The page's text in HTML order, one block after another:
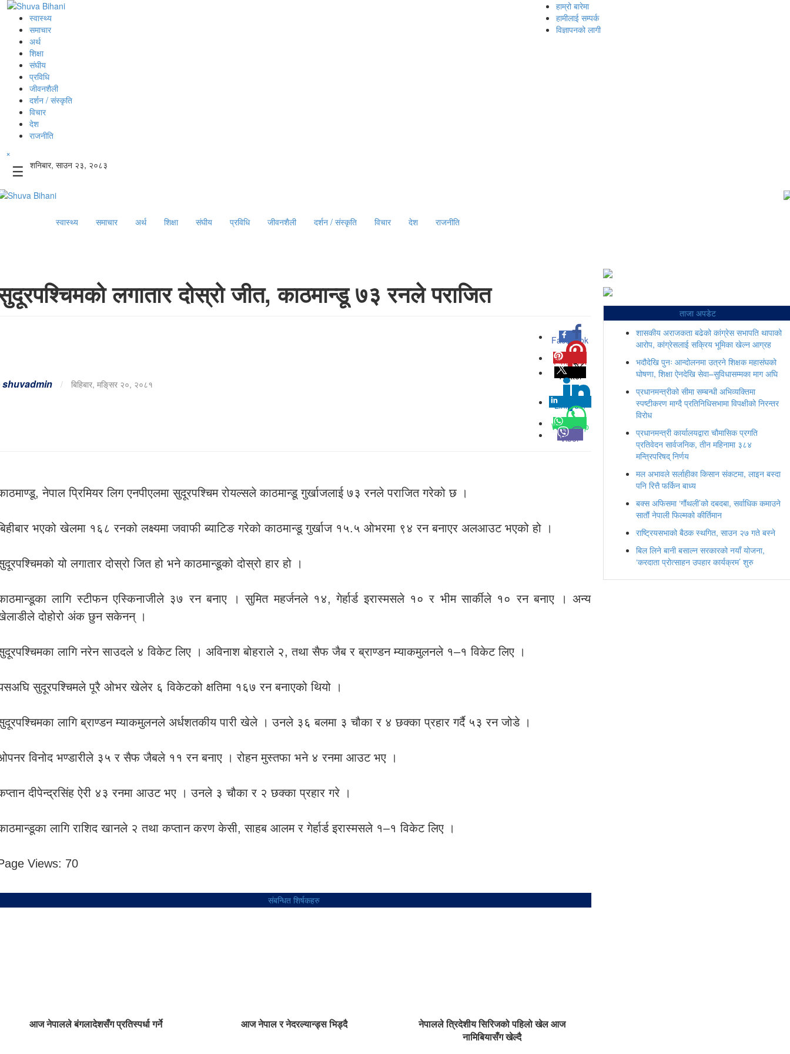
स्वास्थ्य
समाचार
अर्थ
शिक्षा
संघीय
प्रविधि
जीवनशैली
दर्शन / संस्कृति
विचार
देश
राजनीति
×
☰ शनिबार, साउन २३, २०८३
हाम्रो बारेमा
हामीलाई सम्पर्क
विज्ञापनको लागी
स्वास्थ्य समाचार अर्थ शिक्षा संघीय प्रविधि जीवनशैली दर्शन / संस्कृति विचार देश राजनीति
लगातार दोस्रो जीत, काठमान्डू ७३ रनले पराजित
shuvadmin / बिहिबार, मङि्सर २०, २०८१
Facebook
0
Pinterest
0
Twitter
Linkedin
0
Whatsapp
Viber
नेपाल प्रिमियर लिग एनपीएलमा सुदूरपश्चिम रोयल्सले काठमान्डू गुर्खाजलाई ७३ रनले पराजित गरेको छ ।
भएको खेलमा १६८ रनको लक्ष्यमा जवाफी ब्याटिङ गरेको काठमान्डू गुर्खाज १५.५ ओभरमा ९४ रन बनाएर अलआउट भएको हो ।
यो लगातार दोस्रो जित हो भने काठमान्डूको दोस्रो हार हो ।
लागि स्टीफन एस्किनाजीले ३७ रन बनाए । सुमित महर्जनले १४, गेर्हार्ड इरास्मसले १० र भीम सार्कीले १० रन बनाए । अन्य
दोहोरो अंक छुन सकेनन् ।
लागि नरेन साउदले ४ विकेट लिए । अविनाश बोहराले २, तथा सैफ जैब र ब्राण्डन म्याकमुलनले १–१ विकेट लिए ।
सुदूरपश्चिमले पूरै ओभर खेलेर ६ विकेटको क्षतिमा १६७ रन बनाएको थियो ।
लागि ब्राण्डन म्याकमुलनले अर्धशतकीय पारी खेले । उनले ३६ बलमा ३ चौका र ४ छक्का प्रहार गर्दै ५३ रन जोडे ।
विनोद भण्डारीले ३५ र सैफ जैबले ११ रन बनाए । रोहन मुस्तफा भने ४ रनमा आउट भए ।
दीपेन्द्रसिंह ऐरी ४३ रनमा आउट भए । उनले ३ चौका र २ छक्का प्रहार गरे ।
लागि राशिद खानले २ तथा कप्तान करण केसी, साहब आलम र गेर्हार्ड इरास्मसले १–१ विकेट लिए ।
Views: 70
संबन्धित शिर्षकहरु
आज नेपालले बंगलादेशसँग प्रतिस्पर्धा गर्ने आज नेपाल र नेदरल्यान्ड्स भिड्दै
नेपालले त्रिदेशीय सिरिजको पहिलो खेल आज
नामिबियासँग खेल्दै
ताजा अपडेट
शासकीय अराजकता बढेको कांग्रेस सभापति थापाको
आरोप, कांग्रेसलाई सक्रिय भूमिका खेल्न आग्रह
भदौदेखि पुनः आन्दोलनमा उत्रने शिक्षक महासंघको
घोषणा, शिक्षा ऐनदेखि सेवा–सुविधासम्मका माग अघि
प्रधानमन्त्रीको सीमा सम्बन्धी अभिव्यक्तिमा
स्पष्टीकरण माग्दै प्रतिनिधिसभामा विपक्षीको निरन्तर
विरोध
प्रधानमन्त्री कार्यालयद्वारा चौमासिक प्रगति
प्रतिवेदन सार्वजनिक, तीन महिनामा ३८४
मन्त्रिपरिषद् निर्णय
मल अभावले सर्लाहीका किसान संकटमा, लाइन बस्दा
पनि रित्तै फर्किन बाध्य
बक्स अफिसमा ‘गौंथली’को दबदबा, सर्वाधिक कमाउने
सातौं नेपाली फिल्मको कीर्तिमान
राष्ट्रियसभाको बैठक स्थगित, साउन २७ गते बस्ने
बिल लिने बानी बसाल्न सरकारको नयाँ योजना,
‘करदाता प्रोत्साहन उपहार कार्यक्रम’ शुरु